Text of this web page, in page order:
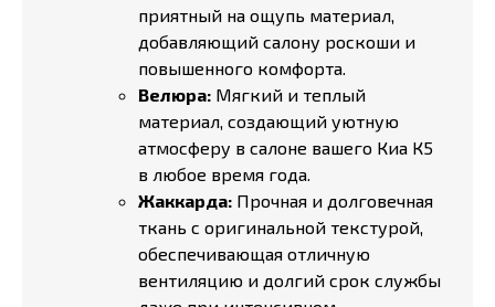
приятный на ощупь материал,
добавляющий салону роскоши и
повышенного комфорта.
Велюра: Мягкий и теплый
материал, создающий уютную
атмосферу в салоне вашего Киа К5
в любое время года.
Жаккарда: Прочная и долговечная
ткань с оригинальной текстурой,
обеспечивающая отличную
вентиляцию и долгий срок службы